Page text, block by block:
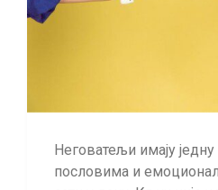
Неговатељи имају
пословима и